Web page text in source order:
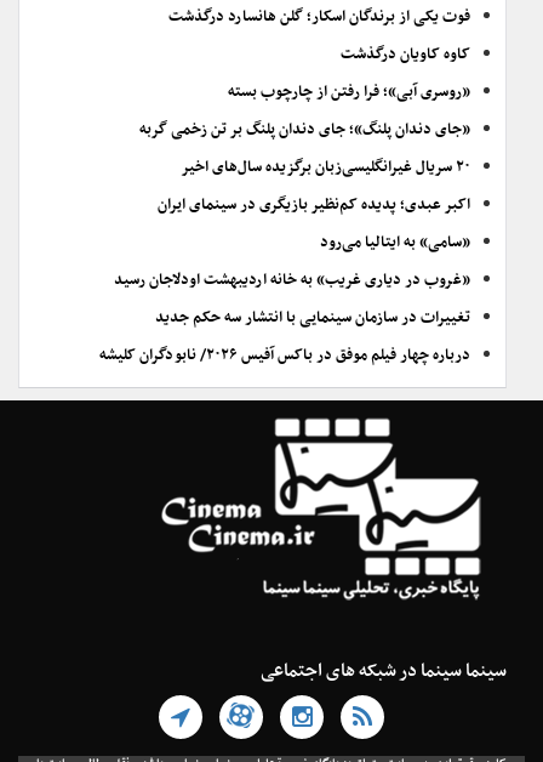
فوت یکی از برندگان اسکار؛ گلن هانسارد درگذشت
کاوه کاویان درگذشت
«روسری آبی»؛ فرا رفتن از چارچوب بسته
«جای دندان پلنگ»؛ جای دندان پلنگ بر تن زخمی گربه
۲۰ سریال غیرانگلیسی‌زبان برگزیده سال‌های اخیر
اکبر عبدی؛ پدیده کم‌نظیر بازیگری در سینمای ایران
«سامی» به ایتالیا می‌رود
«غروب در دیاری غریب» به خانه اردیبهشت اودلاجان رسید
تغییرات در سازمان سینمایی با انتشار سه حکم جدید
درباره چهار فیلم موفق در باکس آفیس ۲۰۲۶/ نابودگران کلیشه
سینما سینما در شبکه های اجتماعی